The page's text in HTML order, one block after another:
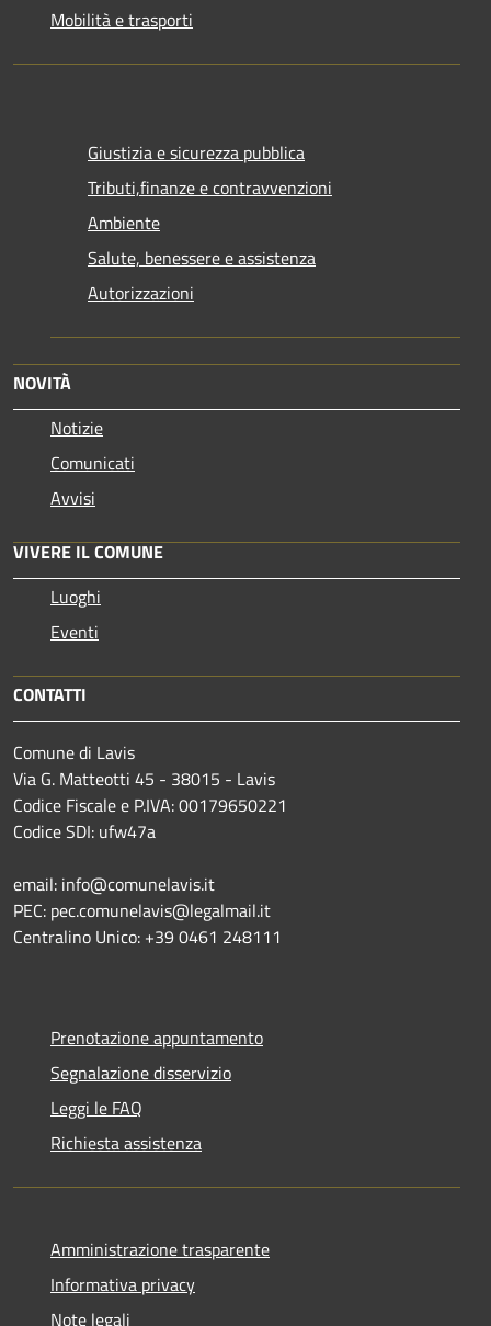
Mobilità e trasporti
Giustizia e sicurezza pubblica
Tributi,finanze e contravvenzioni
Ambiente
Salute, benessere e assistenza
Autorizzazioni
NOVITÀ
Notizie
Comunicati
Avvisi
VIVERE IL COMUNE
Luoghi
Eventi
CONTATTI
Comune di Lavis
Via G. Matteotti 45 - 38015 - Lavis
Codice Fiscale e P.IVA: 00179650221
Codice SDI: ufw47a
email: info@comunelavis.it
PEC: pec.comunelavis@legalmail.it
Centralino Unico: +39 0461 248111
Prenotazione appuntamento
Segnalazione disservizio
Leggi le FAQ
Richiesta assistenza
Amministrazione trasparente
Informativa privacy
Note legali